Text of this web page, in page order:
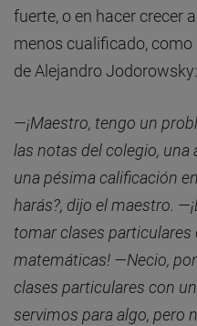
fuerte, o en hacer crecer
menos cualificado,
de Alejandro Jodorowsky:
—¡Maestro, tengo un
las notas del colegio,
una pésima calificación
harás?, dijo el maestro.
tomar clases
matemáticas! —Necio,
clases particulares con
servimos para algo, pero